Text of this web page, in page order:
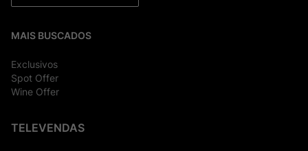
MAIS BUSCADOS
Exclusivos
Spot Offer
Wine Offer
TELEVENDAS